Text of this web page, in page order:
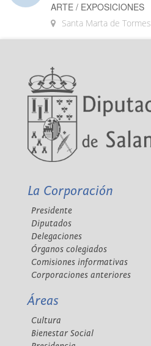
ARTE / EXPOSICIONES
Santa Marta de Tormes
La Corporación
Presidente
Diputados
Delegaciones
Órganos colegiados
Comisiones informativas
Corporaciones anteriores
Áreas
Cultura
Bienestar Social